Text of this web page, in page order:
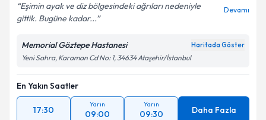
Eşimin ayak ve diz bölgesindeki ağrıları nedeniyle
gittik. Bugüne kadar...
Devamı
Memorial Göztepe Hastanesi Haritada Göster
Yeni Sahra, Karaman Cd No: 1, 34634 Ataşehir/İstanbul
En Yakın Saatler
17:30
Yarın
09:00
Yarın
09:30 Daha Fazla